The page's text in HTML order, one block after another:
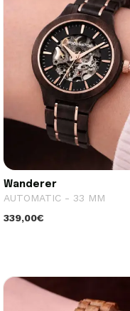
Wanderer
AUTOMATIC - 33 MM
339,00€